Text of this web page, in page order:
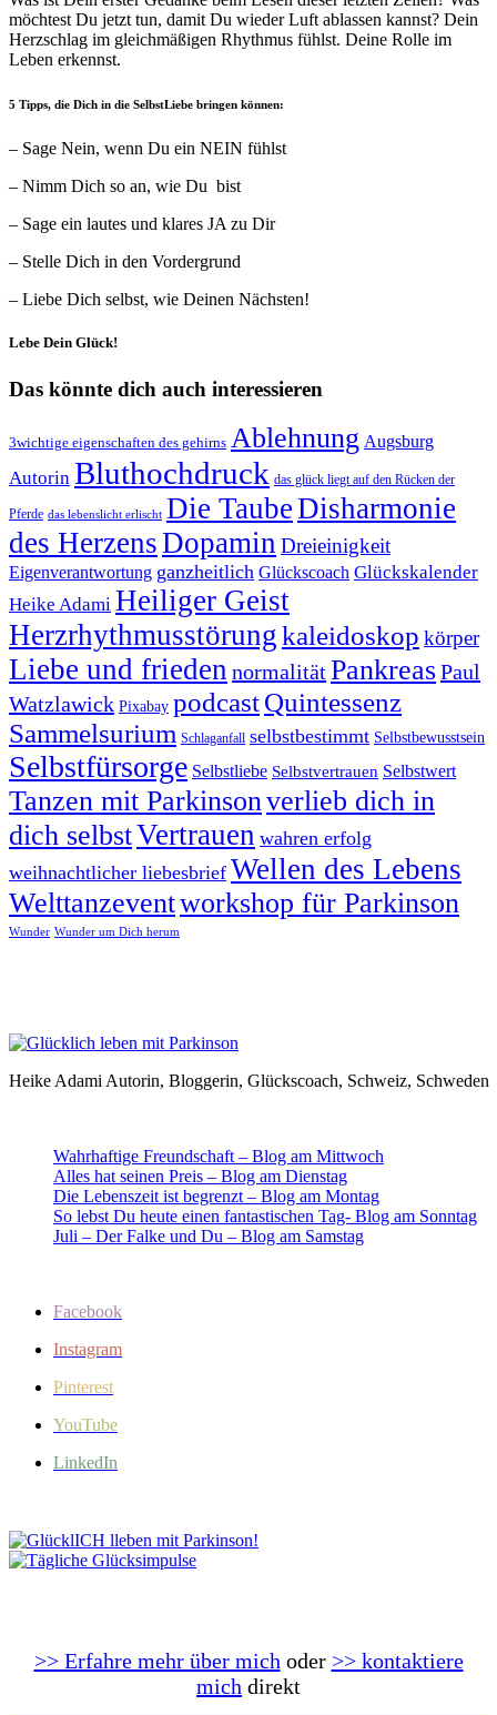
möchtest Du jetzt tun, damit Du wieder Luft ablassen kannst? Dein
Herzschlag im gleichmäßigen Rhythmus fühlst. Deine Rolle im
Leben erkennst.
5 Tipps, die Dich in die SelbstLiebe bringen können:
– Sage Nein, wenn Du ein NEIN fühlst
– Nimm Dich so an, wie Du bist
– Sage ein lautes und klares JA zu Dir
– Stelle Dich in den Vordergrund
– Liebe Dich selbst, wie Deinen Nächsten!
Lebe Dein Glück!
Das könnte dich auch interessieren
3wichtige eigenschaften des gehirns Ablehnung Augsburg
Autorin Bluthochdruck das glück liegt auf den Rücken der
Pferde das lebenslicht erlischt Die TaubeDisharmonie
des HerzensDopamin Dreieinigkeit
Eigenverantwortung ganzheitlich Glückscoach Glückskalender
Heike Adami Heiliger Geist
Herzrhythmusstörungkaleidoskop körper
Liebe und frieden normalitätPankreasPaul
Watzlawick Pixabay podcastQuintessenz
Sammelsurium Schlaganfall selbstbestimmt Selbstbewusstsein
Selbstfürsorge Selbstliebe Selbstvertrauen Selbstwert
Tanzen mit Parkinsonverlieb dich in
dich selbstVertrauen wahren erfolg
weihnachtlicher liebesbrief Wellen des Lebens
Welttanzeventworkshop für Parkinson
Wunder Wunder um Dich herum
Heike Adami Autorin, Bloggerin, Glückscoach, Schweiz, Schweden
Wahrhaftige Freundschaft – Blog am Mittwoch
Alles hat seinen Preis – Blog am Dienstag
Die Lebenszeit ist begrenzt – Blog am Montag
So lebst Du heute einen fantastischen Tag- Blog am Sonntag
Juli – Der Falke und Du – Blog am Samstag
Facebook
Instagram
Pinterest
YouTube
LinkedIn
>> Erfahre mehr über mich oder >> kontaktiere
mich direkt